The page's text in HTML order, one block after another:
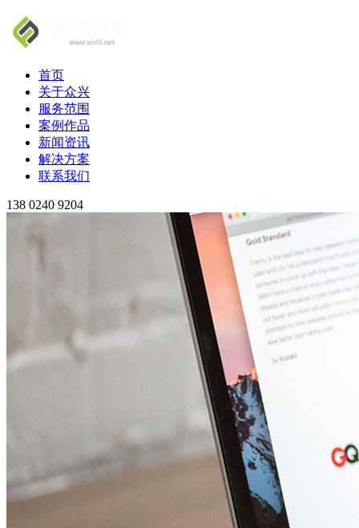
首页
关于众兴
服务范围
案例作品
新闻资讯
解决方案
联系我们
138 0240 9204